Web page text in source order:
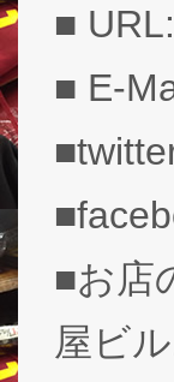
■ URL:
■ E-
■お店
屋ビ